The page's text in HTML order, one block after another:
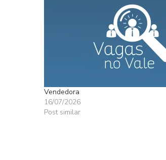
Vendedora
16/07/2026
Post similar